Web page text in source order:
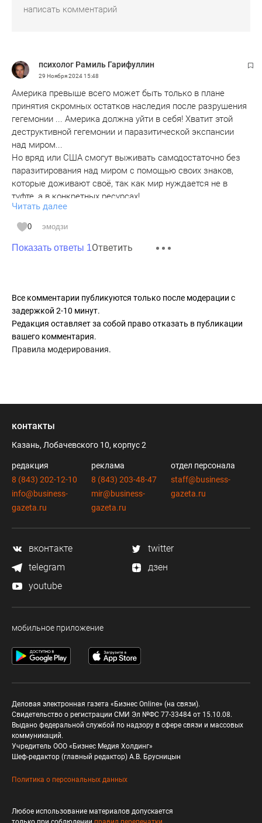
психолог Рамиль Гарифуллин
29 Ноября 202415:48
Америка превыше всего может быть только в плане
принятия скромных остатков наследия после разрушения
гегемонии ... Америка должна уйти в себя! Хватит этой
деструктивной гегемонии и паразитической экспансии
над миром...
Но вряд или США смогут выживать самодостаточно без
паразитирования над миром с помощью своих знаков,
которые доживают своё, так как мир нуждается не в
туфте, а в конкретных ресурсах!
Поэтому Трамп пойдёт в поход за усилением
паразитической экспансии и гегемонии. Иначе США не
будет!
Читать далее
0 эмодзи
Показать ответы 1Ответить
Все комментарии публикуются только после модерации с
задержкой 2-10 минут.
Редакция оставляет за собой право отказать в публикации
вашего комментария.
Правила модерирования.
контакты
Казань, Лобачевского 10, корпус 2
редакция
8 (843) 202-12-10
info@business-
gazeta.ru
реклама
8 (843) 203-48-47
mir@business-
gazeta.ru
отдел персонала
staff@business-
gazeta.ru
вконтакте
twitter
telegram
дзен
youtube
мобильное приложение
Деловая электронная газета «Бизнес Online» (на связи).
Свидетельство о регистрации СМИ Эл №ФС 77-33484 от 15.10.08.
Выдано федеральной службой по надзору в сфере связи и массовых
коммуникаций.
Учредитель ООО «Бизнес Медия Холдинг»
Шеф-редактор (главный редактор) А.В. Брусницын
Политика о персональных данных
Любое использование материалов допускается